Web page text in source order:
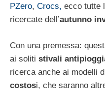
PZero, Crocs, ecco tutte
ricercate dell’autunno
Con una premessa:
ai soliti stivali
ricerca anche ai modelli
costosi, che saranno